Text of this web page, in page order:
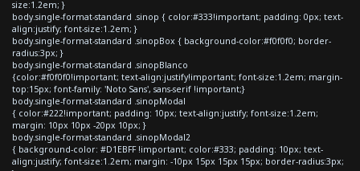
size:1.2em; }
body.single-format-standard .sinop { color:#333!important; padding: 0px; text-
align:justify; font-size:1.2em; }
body.single-format-standard .sinopBox { background-color:#f0f0f0; border-
radius:3px; }
body.single-format-standard .sinopBlanco
{color:#f0f0f0!important; text-align:justify!important; font-size:1.2em; margin-
top:15px; font-family: 'Noto Sans', sans-serif !important;}
body.single-format-standard .sinopModal
{ color:#222!important; padding: 10px; text-align:justify; font-size:1.2em;
margin: 10px 10px -20px 10px; }
body.single-format-standard .sinopModal2
{ background-color: #D1EBFF !important; color:#333; padding: 10px; text-
align:justify; font-size:1.2em; margin: -10px 15px 15px 15px; border-radius:3px;